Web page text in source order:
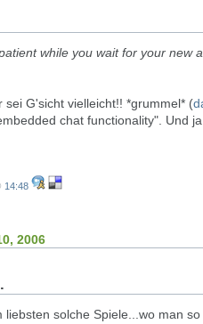
while you wait for your new
sei G'sicht vielleicht!! *grummel* (
chat functionality". Und
14:48
2006
liebsten solche Spiele...wo man